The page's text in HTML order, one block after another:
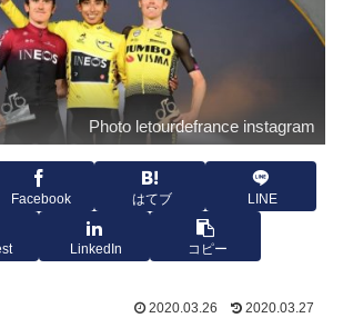
Photo letourdefrance instagram
Facebook はてブ LINE
LinkedIn コピー
2020.03.26 2020.03.27